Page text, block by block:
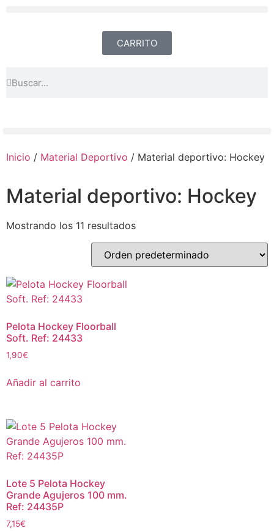
CARRITO
Inicio / Material Deportivo / Material deportivo: Hockey
Material deportivo: Hockey
Mostrando los 11 resultados
Pelota Hockey Floorball
Soft. Ref: 24433
1,90€
Añadir al carrito
Lote 5 Pelota Hockey
Grande Agujeros 100 mm.
Ref: 24435P
7,15€